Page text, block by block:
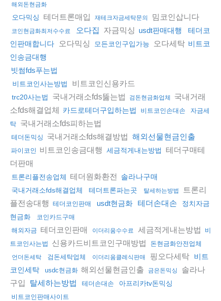
해외돈현금화
오다믹싱 테더트론매입 재테크자금세탁문의 밈코인삽니다
코인현금화최저수수료 오다집 자금믹싱 usdt판매대행
테더코
인판매합니다
오다믹싱 모든코인구입가능 오다세탁 비트코
인송금대행
빗썸fds푸는법
비트코인사는방법 비트코인신용카드
trc20사는법 국내거래소fds뚫는법 검돈현금화업체
국내거래
소fds해결업체 카드로테더구입하는법 비트코인손대손
자금세
탁 국내거래소fds피하는법
테더돈믹싱 국내거래소fds해결방법 해외선물현금인출
파이코인 비트코인송금대행 세금적게내는방법
테더구매테
더판매
트론리플전송업체 테더원화환전 솔라나구매
국내거래소fds해결업체 테더트론파는곳 탈세하는방법
트론리
플전송대행 테더코인판매 usdt현금화 테더손대손
정치자금
현금화
코인카드구매
해외자금 테더코인판매 이더리움수수료 세금적게내는방법
비
트코인사는법
신용카드비트코인구매방법 돈현금화안전업체
언더돈세탁 검돈세탁업체 이더리움클레식판매 핑오다세탁 비트
코인세탁
usdc현금화 해외선물현금인출 금은돈믹싱
솔라나
구입
탈세하는방법 테더손대손 아프리카tv돈믹싱
비트코인판매사이트